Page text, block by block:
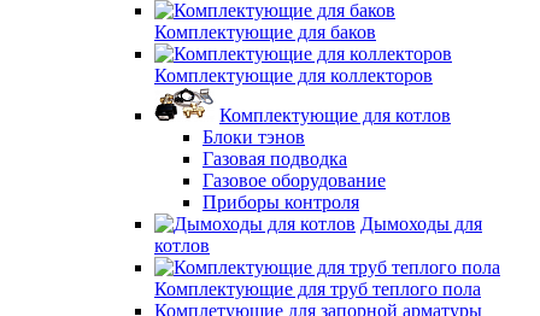
Комплектующие для баков
Комплектующие для коллекторов
Комплектующие для котлов
Блоки тэнов
Газовая подводка
Газовое оборудование
Приборы контроля
Дымоходы для
котлов
Комплектующие для труб теплого пола
Комплетующие для запорной арматуры